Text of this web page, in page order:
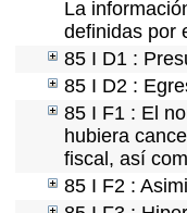
La
definidas por
85 I D1 :
85 I D2 :
85 I F1 : El
hubiera
fiscal, así
85 I F2 :